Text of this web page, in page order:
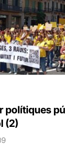
polítiques
(2)